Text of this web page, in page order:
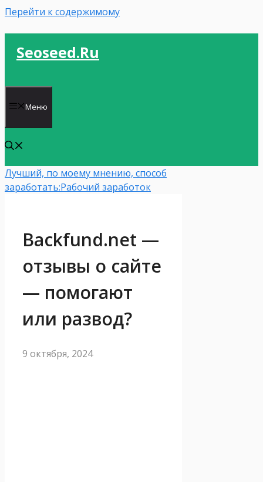
Перейти к содержимому
Seoseed.ru
Меню
Лучший, по моему мнению, способ
заработать:Рабочий заработок
Backfund.net —
отзывы о сайте
— помогают
или развод?
9 октября, 2024